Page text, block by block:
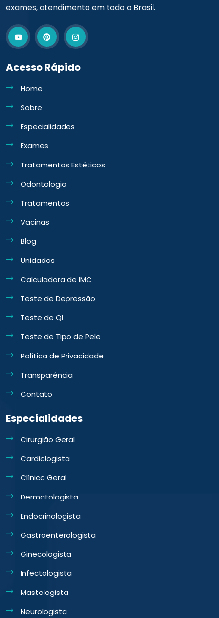
exames, atendimento em todo o Brasil.
Acesso Rápido
Home
Sobre
Especialidades
Exames
Tratamentos Estéticos
Odontologia
Tratamentos
Vacinas
Blog
Unidades
Calculadora de IMC
Teste de Depressão
Teste de QI
Teste de Tipo de Pele
Política de Privacidade
Transparência
Contato
Especialidades
Cirurgião Geral
Cardiologista
Clínico Geral
Dermatologista
Endocrinologista
Gastroenterologista
Ginecologista
Infectologista
Mastologista
Neurologista